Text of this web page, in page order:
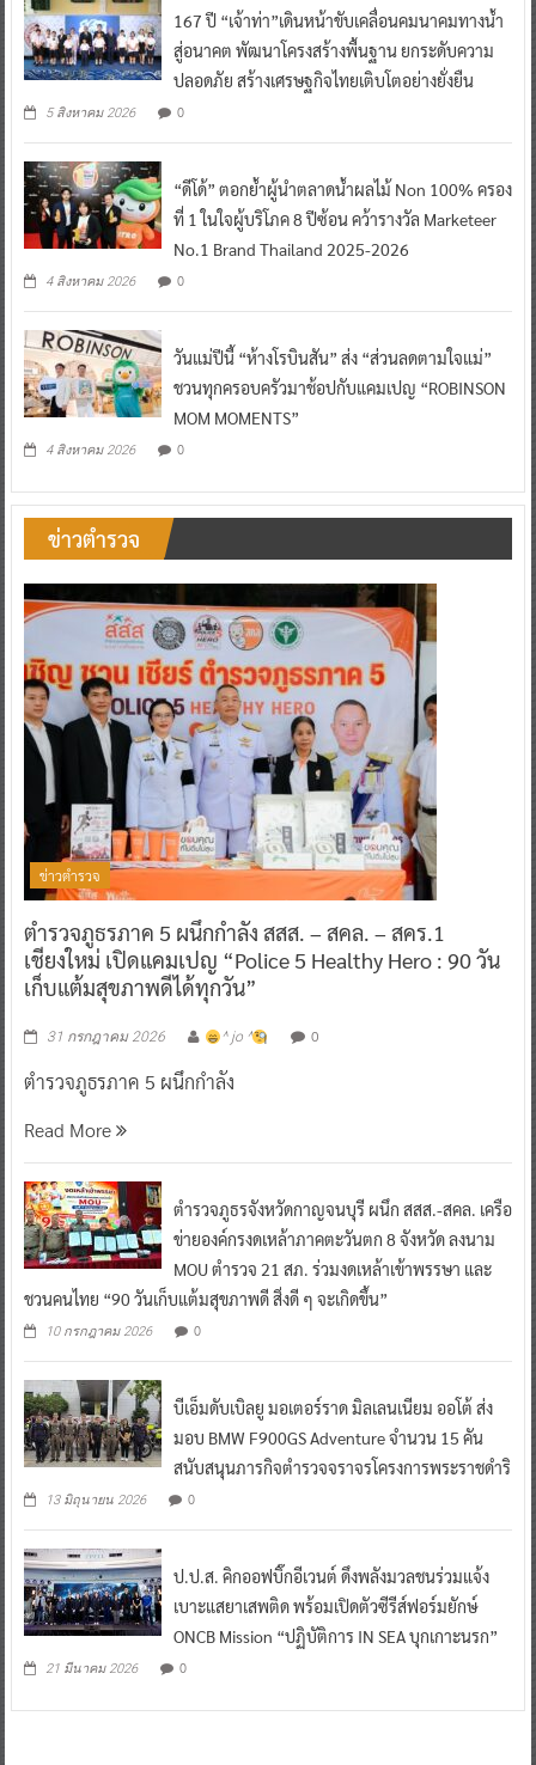
167 ปี “เจ้าท่า”เดินหน้าขับเคลื่อนคมนาคมทางน้ำ
สู่อนาคต พัฒนาโครงสร้างพื้นฐาน ยกระดับความ
ปลอดภัย สร้างเศรษฐกิจไทยเติบโตอย่างยั่งยืน
5 สิงหาคม 2026 0
“ดีโด้” ตอกย้ำผู้นำตลาดน้ำผลไม้ Non 100% ครอง
ที่ 1 ในใจผู้บริโภค 8 ปีซ้อน คว้ารางวัล Marketeer
No.1 Brand Thailand 2025-2026
4 สิงหาคม 2026 0
วันแม่ปีนี้ “ห้างโรบินสัน” ส่ง “ส่วนลดตามใจแม่”
ชวนทุกครอบครัวมาช้อปกับแคมเปญ “ROBINSON
MOM MOMENTS”
4 สิงหาคม 2026 0
ข่าวตำรวจ
ข่าวตำรวจ
ตำรวจภูธรภาค 5 ผนึกกำลัง สสส. – สคล. – สคร.1
เชียงใหม่ เปิดแคมเปญ “Police 5 Healthy Hero : 90 วัน
เก็บแต้มสุขภาพดีได้ทุกวัน”
31 กรกฎาคม 2026 ^ jo ^ 0
ตำรวจภูธรภาค 5 ผนึกกำลัง
Read More
ตำรวจภูธรจังหวัดกาญจนบุรี ผนึก สสส.-สคล. เครือ
ข่ายองค์กรงดเหล้าภาคตะวันตก 8 จังหวัด ลงนาม
MOU ตำรวจ 21 สภ. ร่วมงดเหล้าเข้าพรรษา และ
ชวนคนไทย “90 วันเก็บแต้มสุขภาพดี สิ่งดี ๆ จะเกิดขึ้น”
10 กรกฎาคม 2026 0
บีเอ็มดับเบิลยู มอเตอร์ราด มิลเลนเนียม ออโต้ ส่ง
มอบ BMW F900GS Adventure จำนวน 15 คัน
สนับสนุนภารกิจตำรวจจราจรโครงการพระราชดำริ
13 มิถุนายน 2026 0
ป.ป.ส. คิกออฟบิ๊กอีเวนต์ ดึงพลังมวลชนร่วมแจ้ง
เบาะแสยาเสพติด พร้อมเปิดตัวซีรีส์ฟอร์มยักษ์
ONCB Mission “ปฏิบัติการ IN SEA บุกเกาะนรก”
21 มีนาคม 2026 0